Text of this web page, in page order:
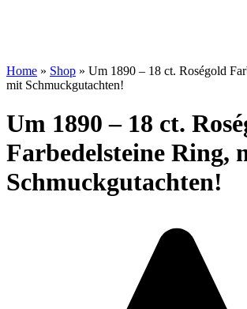
Home » Shop » Um 1890 – 18 ct. Roségold
mit Schmuckgutachten!
Um 1890 – 18 ct.
Farbedelsteine Ring,
Schmuckgutachten!